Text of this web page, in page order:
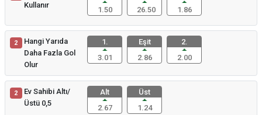
Kullanır
1.50
26.50
1.86
2
Hangi Yarıda
Daha Fazla Gol
Olur
1.
3.01
Eşit
2.86
2.
2.00
2
Ev Sahibi Altı/
Üstü 0,5
Alt
2.67
Üst
1.24